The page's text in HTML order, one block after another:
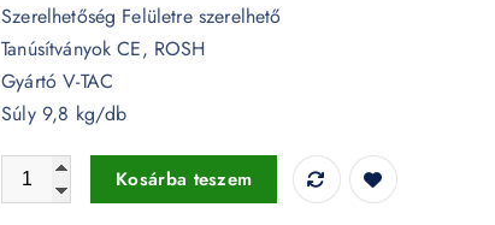
Szerelhetőség Felületre szerelhető
Tanúsítványok CE, ROSH
Gyártó V-TAC
Súly 9,8 kg/db
30W LED Dekoratív 3in1 mennyezeti lámpa 35W
Kosárba teszem